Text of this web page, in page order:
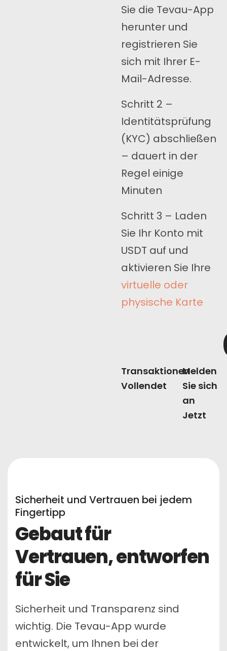
Sie die Tevau-App
herunter und
registrieren Sie
sich mit Ihrer E-
Mail-Adresse.
Schritt 2 –
Identitätsprüfung
(KYC) abschließen
– dauert in der
Regel einige
Minuten
Schritt 3 – Laden
Sie Ihr Konto mit
USDT auf und
aktivieren Sie Ihre
virtuelle oder
physische Karte
Transaktionen
Vollendet
Melden
Sie sich
an
Jetzt
Sicherheit und Vertrauen bei jedem
Fingertipp
Gebaut für
Vertrauen, entworfen
für Sie
Sicherheit und Transparenz sind
wichtig. Die Tevau-App wurde
entwickelt, um Ihnen bei der